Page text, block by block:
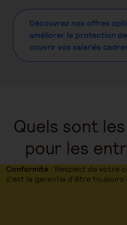
Découvrez nos offres
améliorer la protection
couvrir vos salariés
Quels sont
pour les
Conformité : Respect de votre
c'est la garantie d'être toujours